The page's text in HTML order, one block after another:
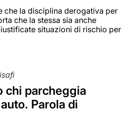
che la disciplina derogativa per
che la stessa sia anche
situazioni di rischio per
chi parcheggia
Parola di